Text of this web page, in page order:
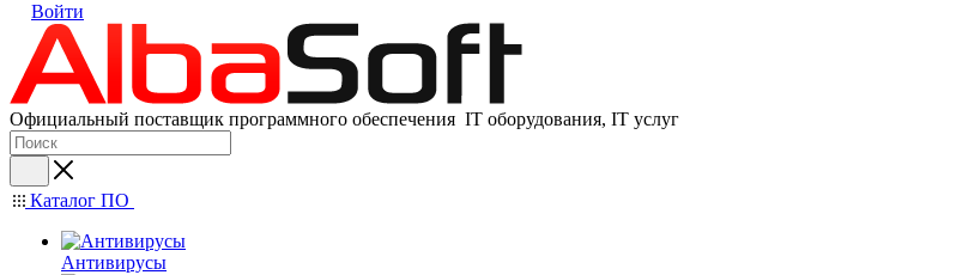
Войти
Официальный поставщик программного обеспечения IT оборудования, IT услуг
Каталог ПО
Антивирусы